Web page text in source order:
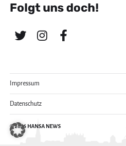
Folgt uns doch!
Impressum
Datenschutz
© 2026 HANSA NEWS